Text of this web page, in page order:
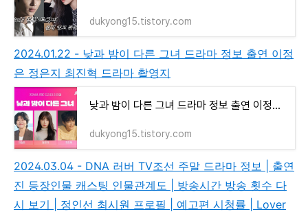
dukyong15.tistory.com
2024.01.22 - 낮과 밤이 다른 그녀 드라마 정보 출연 이정
은 정은지 최진혁 드라마 촬영지
낮과 밤이 다른 그녀 드라마 정보 출연 이정은 정은지 최진혁 드라마 촬영지
dukyong15.tistory.com
2024.03.04 - DNA 러버 TV조선 주말 드라마 정보 | 출연
진 등장인물 캐스팅 인물관계도 | 방송시간 방송 횟수 다
시 보기 | 정인선 최시원 프로필 | 예고편 시청률 | Lover